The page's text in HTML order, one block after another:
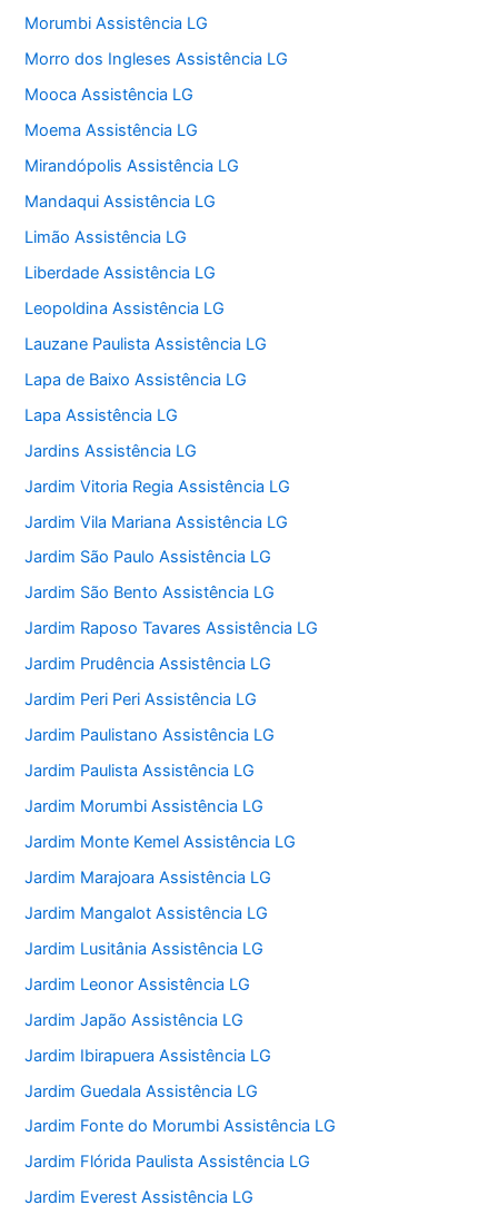
Morumbi Assistência LG
Morro dos Ingleses Assistência LG
Mooca Assistência LG
Moema Assistência LG
Mirandópolis Assistência LG
Mandaqui Assistência LG
Limão Assistência LG
Liberdade Assistência LG
Leopoldina Assistência LG
Lauzane Paulista Assistência LG
Lapa de Baixo Assistência LG
Lapa Assistência LG
Jardins Assistência LG
Jardim Vitoria Regia Assistência LG
Jardim Vila Mariana Assistência LG
Jardim São Paulo Assistência LG
Jardim São Bento Assistência LG
Jardim Raposo Tavares Assistência LG
Jardim Prudência Assistência LG
Jardim Peri Peri Assistência LG
Jardim Paulistano Assistência LG
Jardim Paulista Assistência LG
Jardim Morumbi Assistência LG
Jardim Monte Kemel Assistência LG
Jardim Marajoara Assistência LG
Jardim Mangalot Assistência LG
Jardim Lusitânia Assistência LG
Jardim Leonor Assistência LG
Jardim Japão Assistência LG
Jardim Ibirapuera Assistência LG
Jardim Guedala Assistência LG
Jardim Fonte do Morumbi Assistência LG
Jardim Flórida Paulista Assistência LG
Jardim Everest Assistência LG